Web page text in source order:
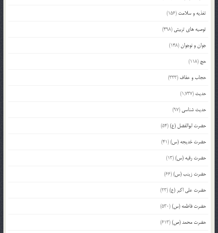
تغذیه و سلامت (156)
توصیه های تربیتی (498)
جوان و نوجوان(148)
حج (118)
حجاب و عفاف (333)
حدیث (1,737)
حدیث شناسی (97)
حضرت ابوالفضل (ع)(54)
حضرت خدیجه (س)(41)
حضرت رقیه (س)(13)
حضرت زینب (س)(66)
حضرت علی اکبر (ع)(23)
حضرت فاطمه (س)(530)
حضرت محمد (ص)(613)